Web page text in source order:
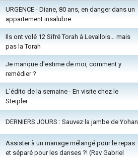
URGENCE - Diane, 80 ans, en danger dans un
appartement insalubre
Ils ont volé 12 Sifré Torah à Levallois… mais
pas la Torah
Je manque d'estime de moi, comment y
remédier ?
L'édito de la semaine - En visite chez le
Steipler
DERNIERS JOURS : Sauvez la jambe de Yohan
Assister à un mariage mélangé pour le repas
et séparé pour les danses ?! (Rav Gabriel